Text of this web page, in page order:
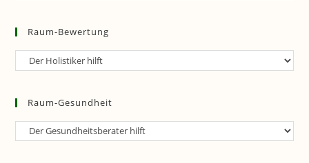
Raum-Bewertung
Raum-
Raum-Gesundheit
Raum-